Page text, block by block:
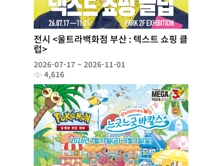
전시 <울트라백화점 부산 : 텍스트 쇼핑 클
럽>
2026-07-17 ~ 2026-11-01
4,616